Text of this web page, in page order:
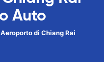
Auto
di Chiang Rai